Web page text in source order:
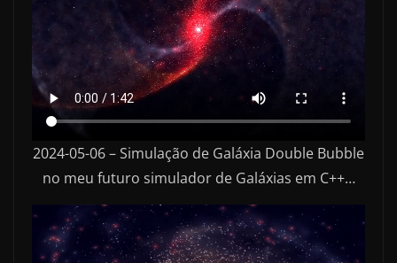
2024-05-06 – Simulação de Galáxia Double Bubble
no meu futuro simulador de Galáxias em C++…